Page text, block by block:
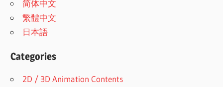
简体中文
繁體中文
日本語
Categories
2D / 3D Animation Contents